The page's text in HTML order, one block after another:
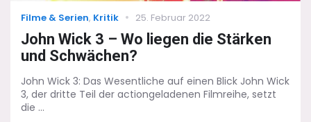
Categories
Filme & Serien, Kritik
Posted
25. Februar 2022
John Wick 3 – Wo liegen die Stärken
und Schwächen?
John Wick 3: Das Wesentliche auf einen Blick John Wick
3, der dritte Teil der actiongeladenen Filmreihe, setzt
die ...